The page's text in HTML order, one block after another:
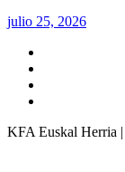
julio 25, 2026
KFA Euskal Herria |